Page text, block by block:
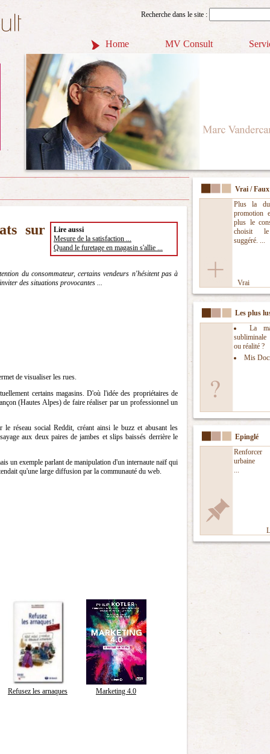
Recherche dans le site :
Home MV Consult
Vrai / Faux
Plus la
promotion
plus le
choisit
suggéré. ...
Vrai
Les plus
La
ou réalité ?
Mis
Epinglé
Renforcer
urbaine
...
sur
Lire aussi
Mesure de la satisfaction ...
Quand le furetage en magasin s'allie ...
du consommateur, certains vendeurs n'hésitent pas à
des situations provocantes ...
de visualiser les rues.
certains magasins. D'où l'idée des propriétaires de
(Hautes Alpes) de faire réaliser par un professionnel un
réseau social Reddit, créant ainsi le buzz et abusant les
aux deux paires de jambes et slips baissés derrière le
un exemple parlant de manipulation d'un internaute naïf qui
qu'une large diffusion par la communauté du web.
Refusez les arnaques Marketing 4.0